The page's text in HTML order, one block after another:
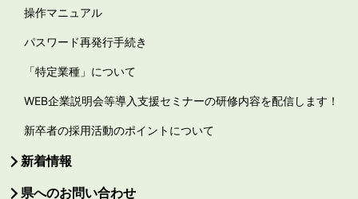
操作マニュアル
パスワード再発行手続き
「特定業種」について
WEB企業説明会等導入支援セミナーの研修内容を配信します！
新卒者の採用活動のポイントについて
新着情報
県へのお問い合わせ